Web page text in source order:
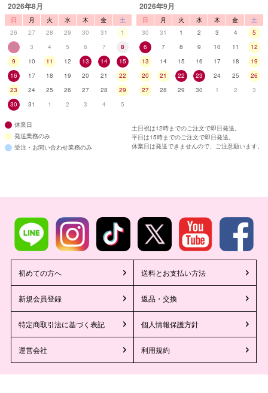
2026年8月
日 月 火 水 木 金
土
26
27 28 29 30 31
1
2
3 4 5 6 7
8
9
10 11 12 13 14
15
16
17 18 19 20 21
22
23
24 25 26 27 28
29
30
31 1 2 3 4 5
2026年9月
日 月 火 水 木 金
土
30
31 1 2 3 4
5
6
7 8 9 10 11
12
13
14 15 16 17 18
19
20
21 22 23 24 25
26
27
28 29 30 1 2 3
休業日
発送業務のみ
受注・お問い合わせ業務のみ
土日祝は12時までのご注文で即日発送。
平日は15時までのご注文で即日発送。
休業日は発送できませんので、ご注意願います。
初めての方へ 送料とお支払い方法
新規会員登録 返品・交換
特定商取引法に基づく表記 個人情報保護方針
運営会社 利用規約